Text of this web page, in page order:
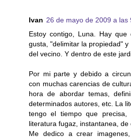
Ivan 26 de mayo de 2009 a las
Estoy contigo, Luna. Hay
gusta, "delimitar la propiedad"
del vecino. Y dentro de este
Por mi parte y debido a
con muchas carencias de
hora de abordar temas,
determinados autores, etc. La
tengo el tiempo que
literatura fugaz, instantanea, de
Me dedico a crear